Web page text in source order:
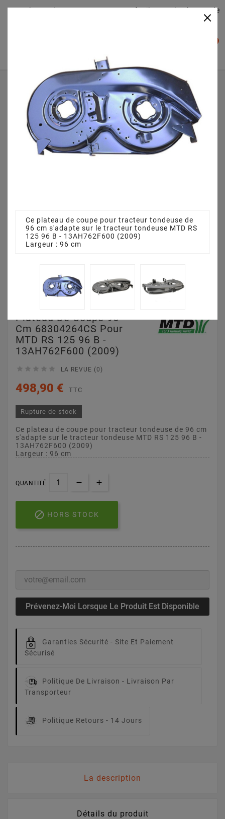
Plateaudecoupe.com : Trouver facilement le plateau de
Accueil
Plateau de coupe
Plateau de coupe 96 cm 68304264CS pour MTD RS 125 96
B - 13AH762F600 (2009)
Plateau De Coupe 96
Cm 68304264CS Pour
MTD RS 125 96 B -
13AH762F600 (2009)
     LA REVUE (0)
498,90 € TTC
Rupture de stock
Ce plateau de coupe pour tracteur tondeuse de 96 cm
s'adapte sur le tracteur tondeuse MTD RS 125 96 B -
13AH762F600 (2009)
Largeur : 96 cm
QUANTITÉ
 HORS STOCK
Prévenez-Moi Lorsque Le Produit Est Disponible
Garanties Sécurité - Site Et Paiement
Sécurisé
Politique De Livraison - Livraison Par
Transporteur
Politique Retours - 14 Jours
La description
Détails du produit
×
Ce plateau de coupe pour tracteur tondeuse de
96 cm s'adapte sur le tracteur tondeuse MTD RS
125 96 B - 13AH762F600 (2009)
Largeur : 96 cm